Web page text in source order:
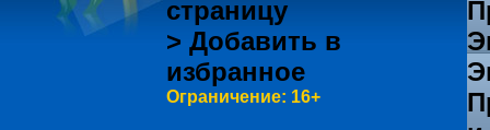
страницу
> Добавить в
избранное
Ограничение: 16+